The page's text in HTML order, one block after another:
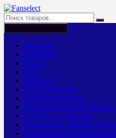
Перейти
к
содержимому
Каталог продукции
Dayoung
EBMpapst
Kemao
MES
SANMU
ZIEHL-ABEGG
Агровентиляторы
Бескорпусные радиальные
Осевые вентиляторы
Радиальные рабочие
Центробежные